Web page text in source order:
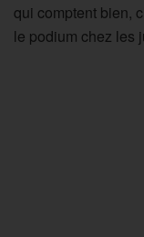
qui comptent bien,
le podium chez les